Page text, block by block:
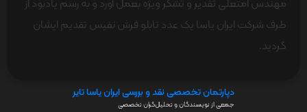
مهندس امتعلی تقدیر و تشکر ویژه بعمل آورد و به رسم یادبود از
طرف شرکت ایران یاسا یک عدد تابلو فرش نفیس تقدیم ایشان
گردید.
دپارتمان تخصصی نقد و بررسی ایران یاسا تایر
جمعی از نویسندگان و تحلیل‌گران تخصصی